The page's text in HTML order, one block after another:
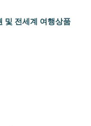
및 전세계 여행상품